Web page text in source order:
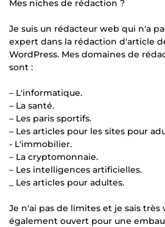
Mes niches de rédaction ?
Je suis un rédacteur web qui n'a
expert dans la rédaction d'article
WordPress. Mes domaines de
sont :
– L'informatique.
– La santé.
– Les paris sportifs.
– Les articles pour les sites pour
- L'immobilier.
– La cryptomonnaie.
– Les intelligences artificielles.
_ Les articles pour adultes.
Je n'ai pas de limites et je sais très
également ouvert pour une